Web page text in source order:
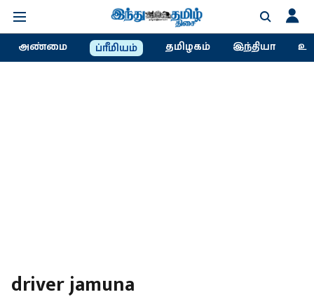
அண்மை ப்ரீமியம் தமிழகம் இந்தியா
driver jamuna